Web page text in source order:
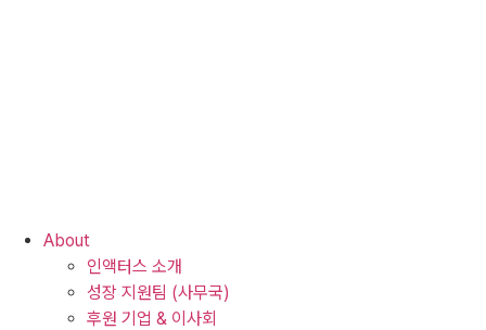
About
인액터스 소개
성장 지원팀 (사무국)
후원 기업 & 이사회